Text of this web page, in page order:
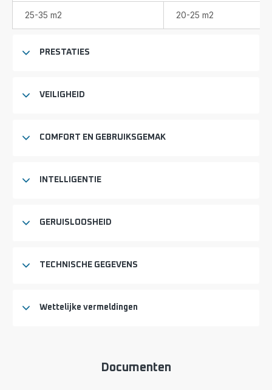
25-35 m2 20-25 m2
PRESTATIES
VEILIGHEID
COMFORT EN GEBRUIKSGEMAK
INTELLIGENTIE
GERUISLOOSHEID
TECHNISCHE GEGEVENS
Wettelijke vermeldingen
Documenten